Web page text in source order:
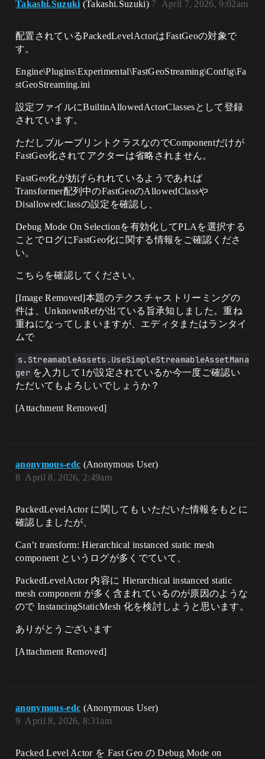
Takashi.Suzuki (Takashi.Suzuki) April 7, 2026, 9:02am
7
配置されているPackedLevelActorはFastGeoの対象で
す。
Engine\Plugins\Experimental\FastGeoStreaming\Config\Fa
stGeoStreaming.ini
設定ファイルにBuiltinAllowedActorClassesとして登録
されています。
ただしブループリントクラスなのでComponentだけが
FastGeo化されてアクターは省略されません。
FastGeo化が妨げられれているようであれば
Transformer配列中のFastGeoのAllowedClassや
DisallowedClassの設定を確認し、
Debug Mode On Selectionを有効化してPLAを選択する
ことでログにFastGeo化に関する情報をご確認くださ
い。
こちらを確認してください。
[Image Removed]本題のテクスチャストリーミングの
件は、UnknownRefが出ている旨承知しました。重ね
重ねになってしまいますが、エディタまたはランタイ
ムで
s.StreamableAssets.UseSimpleStreamableAssetMana
ger を入力して1が設定されているか今一度ご確認い
ただいてもよろしいでしょうか？
[Attachment Removed]
anonymous-edc (Anonymous User)
April 8, 2026, 2:49am
8
PackedLevelActor に関しても いただいた情報をもとに
確認しましたが、
Can’t transform: Hierarchical instanced static mesh
component というログが多くでていて、
PackedLevelActor 内容に Hierarchical instanced static
mesh component が多く含まれているのが原因のような
ので InstancingStaticMesh 化を検討しようと思います。
ありがとうございます
[Attachment Removed]
anonymous-edc (Anonymous User)
April 8, 2026, 8:31am
9
Packed Level Actor を Fast Geo の Debug Mode on